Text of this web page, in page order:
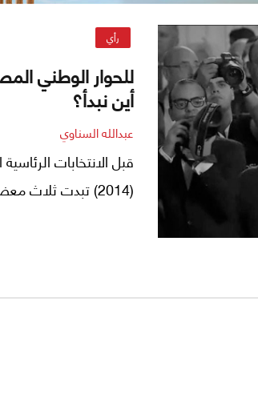
رأي
للحوار الوطني
أين نبدأ؟
عبدالله السناوي
قبل الانتخابات
(2014) تبدت ثلاث معضلات كبرى تنتظر الرئيس الجديد.